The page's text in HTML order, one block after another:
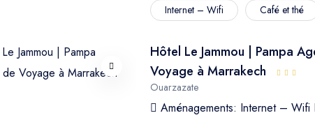
Internet – Wifi Café et thé
Hôtel Le Jammou | Pampa
Voyage à Marrakech
Ouarzazate
Aménagements: Internet – Wifi